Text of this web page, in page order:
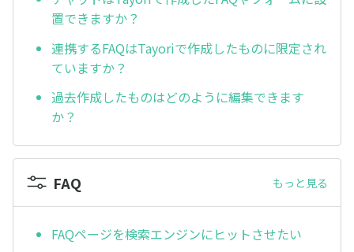
置できますか？
連携するFAQはTayoriで作成したものに限定され
ていますか？
過去作成したものはどのように編集できます
か？
FAQ もっと見る
FAQページを検索エンジンにヒットさせたい